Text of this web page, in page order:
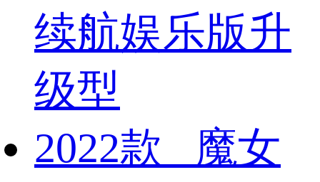
续航娱乐版升
级型
2022款 魔女